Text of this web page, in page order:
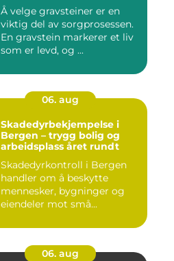
Å velge gravsteiner er en
viktig del av sorgprosessen.
En gravstein markerer et liv
som er levd, og ...
06. aug
Skadedyrbekjempelse i
Bergen – trygg bolig og
arbeidsplass året rundt
Skadedyrkontroll i Bergen
handler om å beskytte
mennesker, bygninger og
eiendeler mot små...
06. aug